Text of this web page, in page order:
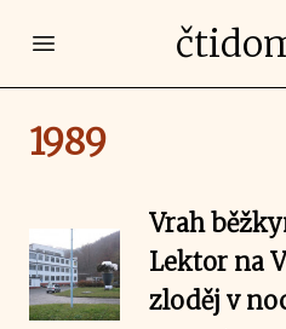
Open main menu
1989
Vrah
Lektor na
zloděj v